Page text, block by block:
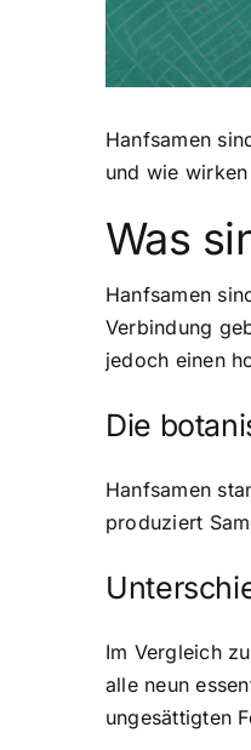
Hanfsamen
und wie
Was
Hanfsamen
Verbindung
jedoch einen
Die
Hanfsamen
produziert
Im Vergleich
alle neun
ungesättigten